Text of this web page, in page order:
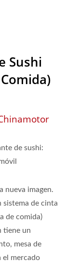
Sushi
de sushi:
nueva imagen.
sistema de cinta
de comida)
tiene un
mesa de
el mercado